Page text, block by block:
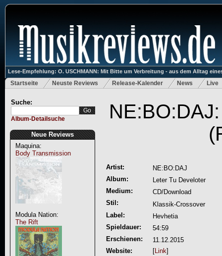
Lese-Empfehlung: O. USCHMANN: Mit Bitte um Verbreitung - aus dem Alltag
Startseite Neuste Reviews Release-Kalender News Live
Suche:
Album-Detailsuche
Neue Reviews
Maquina:
Body Transmission
Modula Nation:
The Rift
Artist:
NE:BO:DAJ
Album:
Leter Tu Develoter
Medium:
CD/Download
Stil:
Klassik-Crossover
Label:
Hevhetia
Spieldauer:
54:59
Erschienen:
11.12.2015
Website:
[Link]